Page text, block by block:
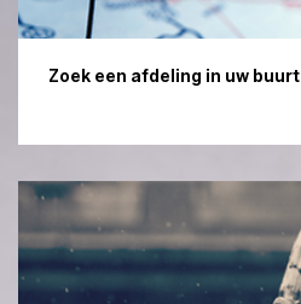
Zoek een afdeling in uw buurt